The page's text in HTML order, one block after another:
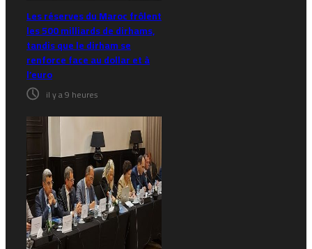
Les réserves du Maroc frôlent
les 500 milliards de dirhams,
tandis que le dirham se
renforce face au dollar et à
l’euro
il y a 9 heures